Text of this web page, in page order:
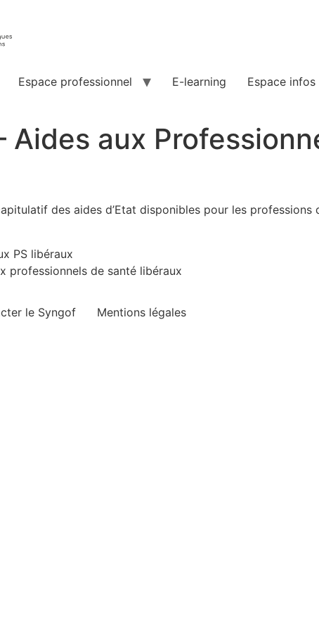
Espace professionnel E-learning Espace infos
Aides aux
des aides d’Etat disponibles pour les
PS libéraux
professionnels de santé libéraux
le Syngof Mentions légales